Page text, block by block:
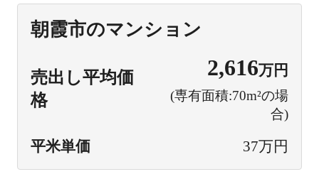
朝霞市のマンション
売出し平均価
格
2,616万円
(専有面積:70m²の場
合)
平米単価 37万円